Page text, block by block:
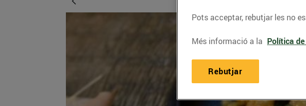
Pots acceptar, rebutjar les no
Més informació a la Política
Rebutjar